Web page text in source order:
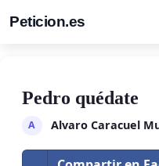
Peticion.es
Pedro quédate
A Alvaro Caracuel